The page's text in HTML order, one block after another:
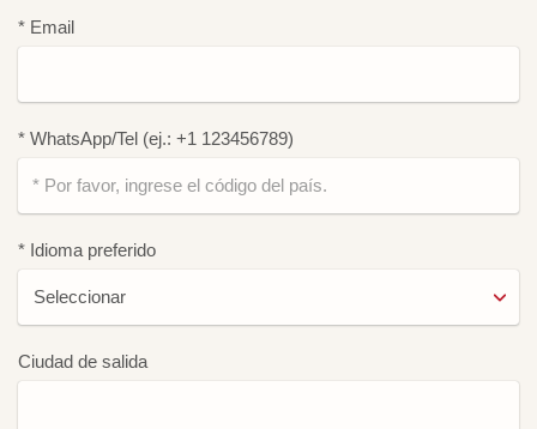
* Email
* WhatsApp/Tel (ej.: +1 123456789)
* Idioma preferido
Ciudad de salida